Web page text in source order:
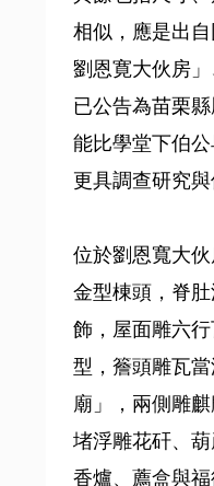
相似，應是出
劉恩寛大伙房
已公告為苗栗
能比學堂下伯
更具調查研究與
位於劉恩寬大
金型棟頭，脊
飾，屋面雕六
型，簷頭雕瓦
廟」，兩側雕
堵浮雕花矸、
香爐、薦盒與